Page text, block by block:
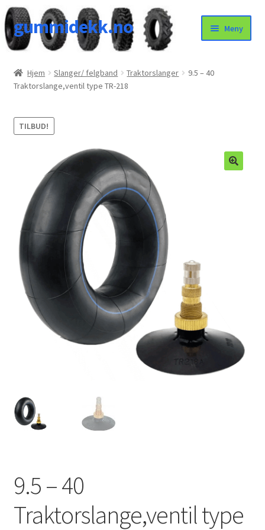
Hopp
til
navigasjon
Hopp
til
innhold
gummidekk.no Meny
Hjem Slanger/ felgband Traktorslanger
9.5 – 40
Traktorslange,ventil type TR-218
TILBUD!
9.5 – 40
Traktorslange,ventil type